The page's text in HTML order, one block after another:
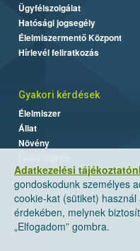
Adatkezelési
gondoskodunk személyes
cookie-kat (sütiket)
érdekében, melynek
„Elfogadom” gombra.
Ügyfélszolgálat
Hatósági jogsegély
Élelmiszermentő Központ
Hírlevél feliratkozás
Gyakori kérdések
Élelmiszer
Állat
Növény